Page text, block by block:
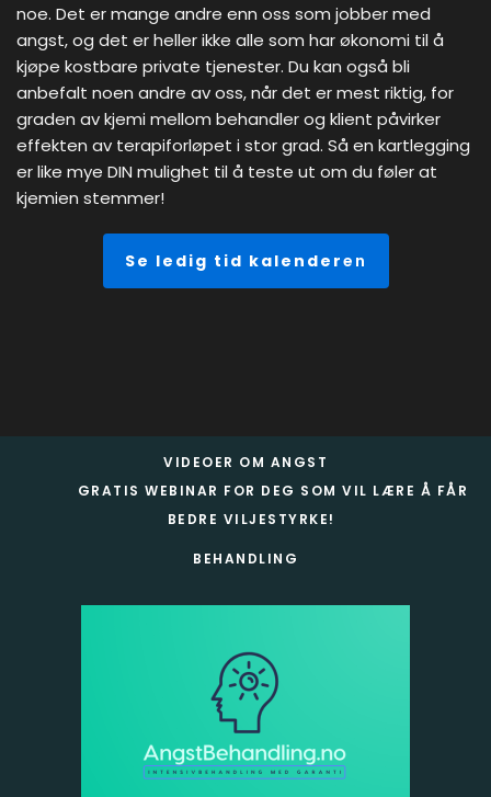
noe. Det er mange andre enn oss som jobber med
angst, og det er heller ikke alle som har økonomi til å
kjøpe kostbare private tjenester. Du kan også bli
anbefalt noen andre av oss, når det er mest riktig, for
graden av kjemi mellom behandler og klient påvirker
effekten av terapiforløpet i stor grad. Så en kartlegging
er like mye DIN mulighet til å teste ut om du føler at
kjemien stemmer!
Se ledig tid kalenderen
VIDEOER OM ANGST
GRATIS WEBINAR FOR DEG SOM VIL LÆRE Å FÅR
BEDRE VILJESTYRKE!
BEHANDLING